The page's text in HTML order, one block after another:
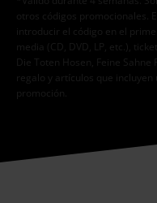
otros códigos promocionales.
introducir el código en el
media (CD, DVD, LP, etc.),
Die Toten Hosen, Feine
regalo y artículos que incluyen
promoción.